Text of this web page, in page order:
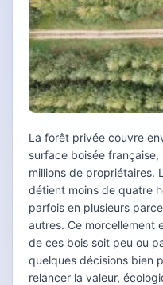
La forêt privée couvre
surface boisée
millions de propriétaires.
détient moins de quatre
parfois en plusieurs
autres. Ce morcellement
de ces bois soit peu ou
quelques décisions bien
relancer la valeur,